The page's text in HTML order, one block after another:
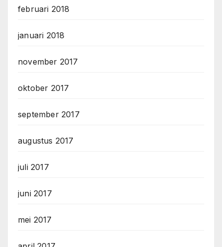
februari 2018
januari 2018
november 2017
oktober 2017
september 2017
augustus 2017
juli 2017
juni 2017
mei 2017